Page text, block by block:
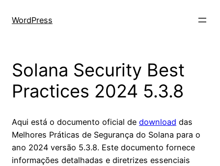
WordPress
Solana Security Best
Practices 2024 5.3.8
Aqui está o documento oficial de download das
Melhores Práticas de Segurança do Solana para o
ano 2024 versão 5.3.8. Este documento fornece
informações detalhadas e diretrizes essenciais